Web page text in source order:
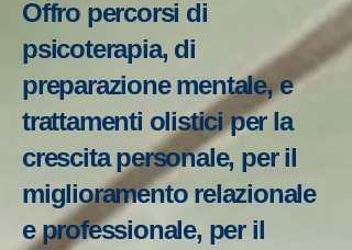
Offro percorsi di
psicoterapia, di
preparazione mentale, e
trattamenti olistici per la
crescita personale, per il
miglioramento relazionale
e professionale, per il